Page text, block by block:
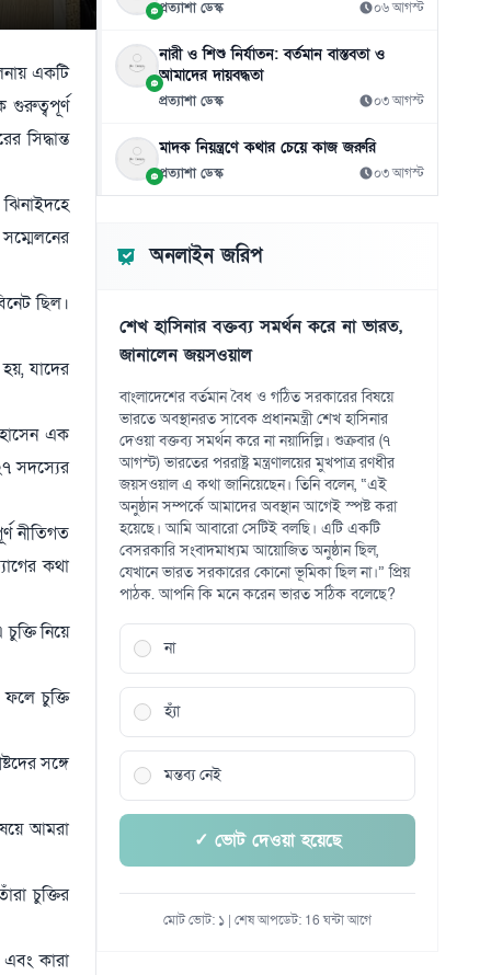
একটি
গুরুত্বপূর্ণ
সিদ্ধান্ত
ছিল।
যাদের
এক
সদস্যের
নীতিগত
কথা
নিয়ে
ফলে চুক্তি
সঙ্গে
আমরা
চুক্তির
কারা
মাটি খুঁড়তেই মিলল ১৯৬৭ সালের মাইন সদৃশ বস্তু
০৮ আগস্ট
রাষ্ট্রীয় মর্যাদার মঞ্চে শৃঙ্খলা ও সংযমের অনিবার্য
পাঠ
০৮ আগস্ট
সিএনজিচালিত অটোরিকশা ও রিকশা উপহার
পেলেন ২ জুলাইযোদ্ধা
০৮ আগস্ট
ভাইরাল স্কুলছাত্রীকে লাথি মারার ভিডিও, টিসি দিলো
ভুক্তভোগীকেই
০৮ আগস্ট
প্রত্যাশা ডেস্ক ০৬ আগস্ট
নারী ও শিশু নির্যাতন: বর্তমান বাস্তবতা ও
আমাদের দায়বদ্ধতা
প্রত্যাশা ডেস্ক ০৩ আগস্ট
মাদক নিয়ন্ত্রণে কথার চেয়ে কাজ জরুরি
প্রত্যাশা ডেস্ক ০৩ আগস্ট
অনলাইন জরিপ
শেখ হাসিনার বক্তব্য সমর্থন করে না ভারত,
জানালেন জয়সওয়াল
বাংলাদেশের বর্তমান বৈধ ও গঠিত সরকারের বিষয়ে
ভারতে অবস্থানরত সাবেক প্রধানমন্ত্রী শেখ হাসিনার
দেওয়া বক্তব্য সমর্থন করে না নয়াদিল্লি। শুক্রবার (৭
আগস্ট) ভারতের পররাষ্ট্র মন্ত্রণালয়ের মুখপাত্র রণধীর
জয়সওয়াল এ কথা জানিয়েছেন। তিনি বলেন, “এই
অনুষ্ঠান সম্পর্কে আমাদের অবস্থান আগেই স্পষ্ট করা
হয়েছে। আমি আবারো সেটিই বলছি। এটি একটি
বেসরকারি সংবাদমাধ্যম আয়োজিত অনুষ্ঠান ছিল,
যেখানে ভারত সরকারের কোনো ভূমিকা ছিল না।” প্রিয়
পাঠক. আপনি কি মনে করেন ভারত সঠিক বলেছে?
না
হ্যাঁ
মন্তব্য নেই
✓ ভোট দেওয়া হয়েছে
মোট ভোট: ১ | শেষ আপডেট: 16 ঘন্টা আগে